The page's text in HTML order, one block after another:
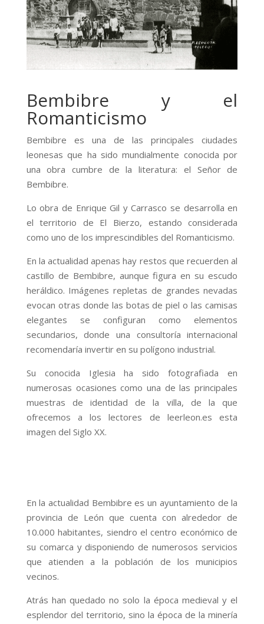
Bembibre y el
Romanticismo
Bembibre es una de las principales ciudades
leonesas que ha sido mundialmente conocida por
una obra cumbre de la literatura: el Señor de
Bembibre.
Lo obra de Enrique Gil y Carrasco se desarrolla en
el territorio de El Bierzo, estando considerada
como uno de los imprescindibles del Romanticismo.
En la actualidad apenas hay restos que recuerden al
castillo de Bembibre, aunque figura en su escudo
heráldico. Imágenes repletas de grandes nevadas
evocan otras donde las botas de piel o las camisas
elegantes se configuran como elementos
secundarios, donde una consultoría internacional
recomendaría invertir en su polígono industrial.
Su conocida Iglesia ha sido fotografiada en
numerosas ocasiones como una de las principales
muestras de identidad de la villa, de la que
ofrecemos a los lectores de leerleon.es esta
imagen del Siglo XX.
En la actualidad Bembibre es un ayuntamiento de la
provincia de León que cuenta con alrededor de
10.000 habitantes, siendro el centro económico de
su comarca y disponiendo de numerosos servicios
que atienden a la población de los municipios
vecinos.
Atrás han quedado no solo la época medieval y el
esplendor del territorio, sino la época de la minería